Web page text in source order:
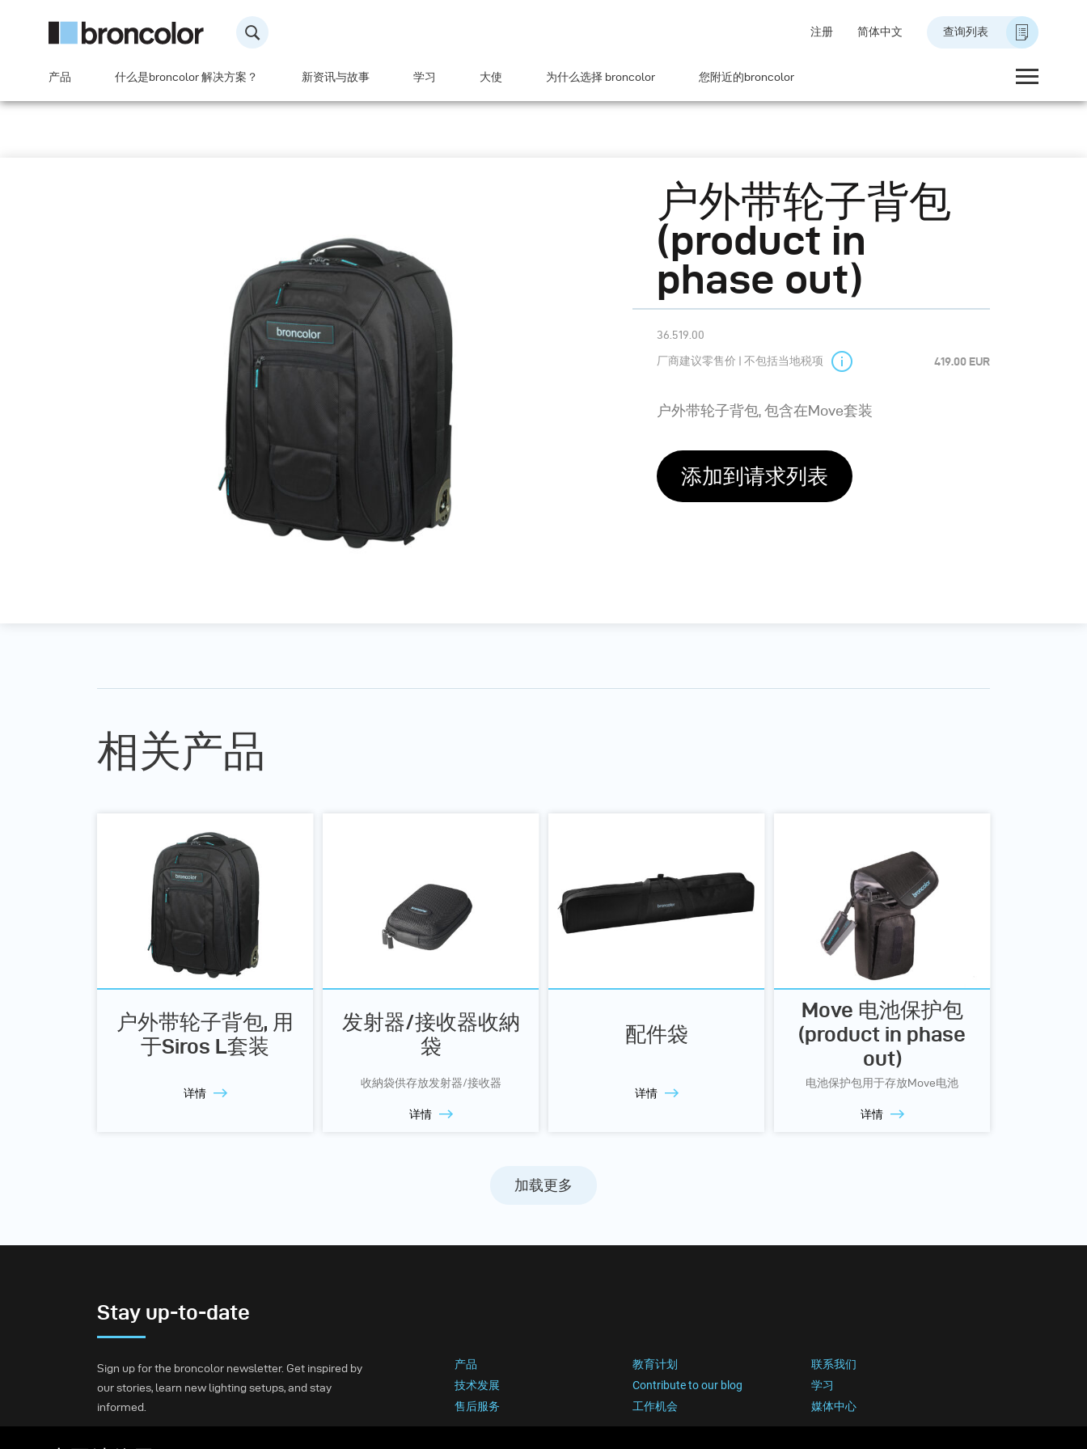
注册 简体中文 查询列表
产品 什么是broncolor 解决方案？ 新资讯与故事 学习 大使 为什么选择 broncolor 您附近的broncolor
户外带轮子背包
(product in
phase out)
36.519.00
厂商建议零售价 | 不包括当地税项 419.00 EUR
户外带轮子背包, 包含在Move套装
添加到请求列表
相关产品
户外带轮子背包, 用
于Siros L套装
详情
发射器/接收器收納
袋
收納袋供存放发射器/接收器
详情
配件袋
详情
Move 电池保护包
(product in phase
out)
电池保护包用于存放Move电池
详情
加载更多
Stay up-to-date
Sign up for the broncolor newsletter. Get inspired by
our stories, learn new lighting setups, and stay
informed.
产品 教育计划
联系我们
技术发展
Contribute to our blog
学习
售后服务
工作机会 媒体中心